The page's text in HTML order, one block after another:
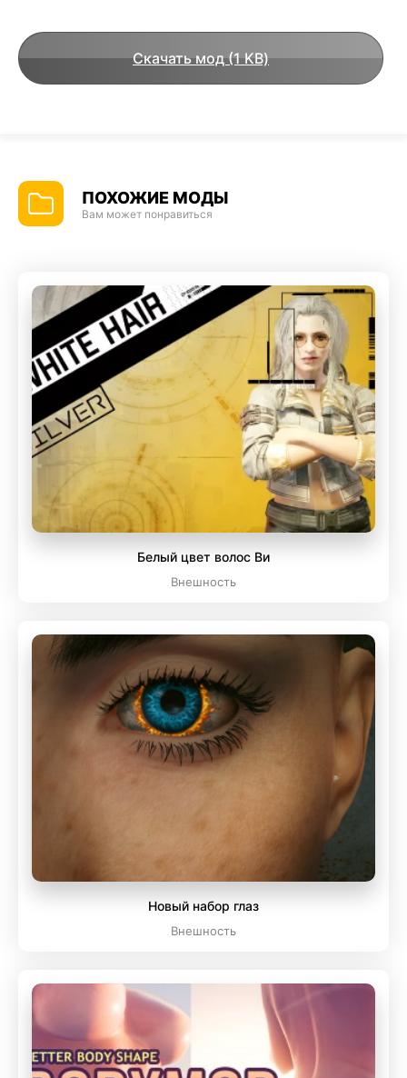
Скачать мод (1 KB)
ПОХОЖИЕ МОДЫ
Вам может понравиться
Белый цвет волос Ви
Внешность
Новый набор глаз
Внешность